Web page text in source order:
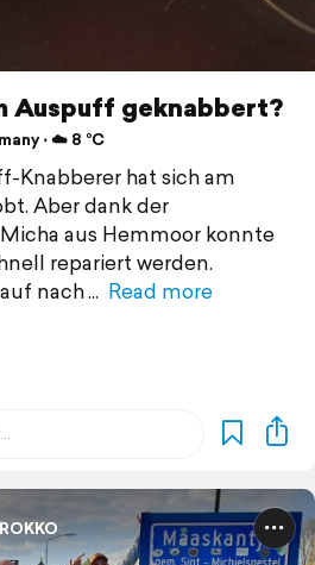
Auspuff geknabbert?
⋅ ☁️ 8 °C
Knabberer hat sich am
Aber dank der
aus Hemmoor konnte
repariert werden.
nach
Read more